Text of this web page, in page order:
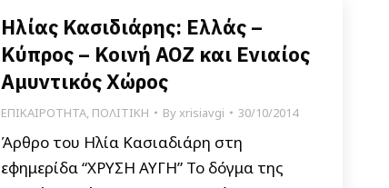
Ηλίας Κασιδιάρης: Ελλάς –
Κύπρος – Κοινή ΑΟΖ και Ενιαίος
Αμυντικός Χώρος
ΕΠΙΚΑΙΡΟΤΗΤΑ, ΠΟΛΙΤΙΚΗ Byxrisiavgi 30/10/2014
Άρθρο του Ηλία Κασιαδιάρη στη
εφημερίδα “ΧΡΥΣΗ ΑΥΓΗ” Το δόγμα της